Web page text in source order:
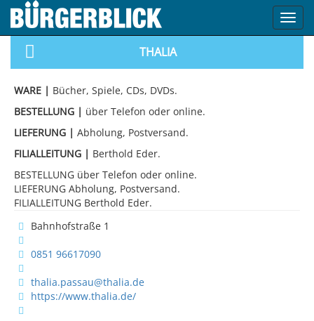
THALIA
WARE | Bücher, Spiele, CDs, DVDs.
BESTELLUNG | über Telefon oder online.
LIEFERUNG | Abholung, Postversand.
FILIALLEITUNG | Berthold Eder.
BESTELLUNG über Telefon oder online.
LIEFERUNG Abholung, Postversand.
FILIALLEITUNG Berthold Eder.
Bahnhofstraße 1
0851 96617090
thalia.passau@thalia.de
https://www.thalia.de/